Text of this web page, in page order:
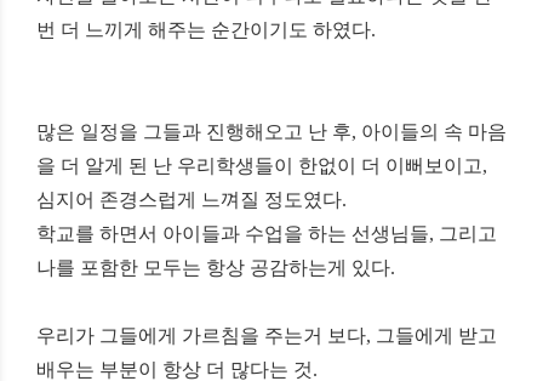
번 더 느끼게 해주는 순간이기도 하였다.
많은 일정을 그들과 진행해오고 난 후, 아이들의 속 마음
을 더 알게 된 난 우리학생들이 한없이 더 이뻐보이고,
심지어 존경스럽게 느껴질 정도였다.
학교를 하면서 아이들과 수업을 하는 선생님들, 그리고
나를 포함한 모두는 항상 공감하는게 있다.
우리가 그들에게 가르침을 주는거 보다, 그들에게 받고
배우는 부분이 항상 더 많다는 것.